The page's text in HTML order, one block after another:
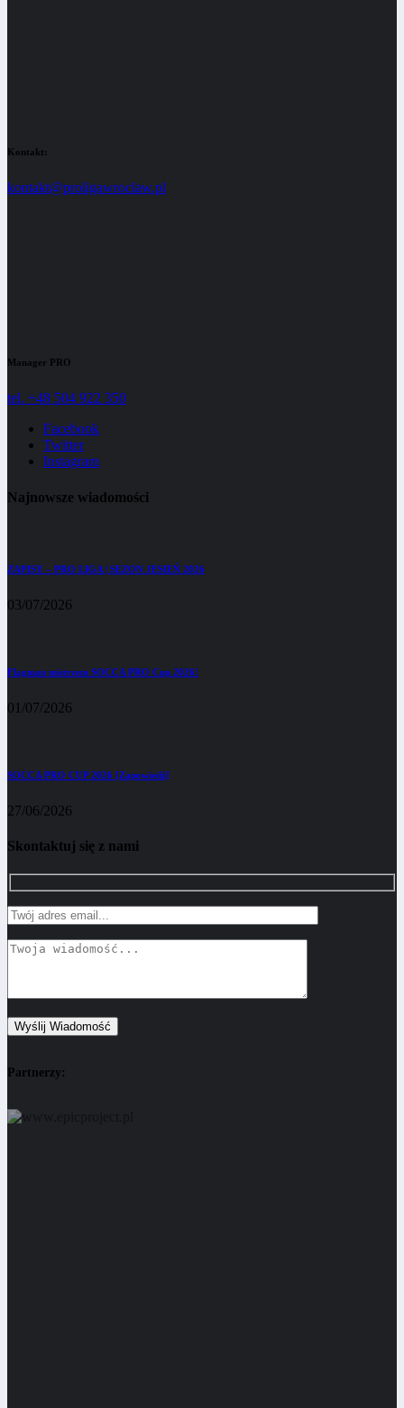
Kontakt:
kontakt@proligawroclaw.pl
Manager PRO
tel. +48 504 922 350
Facebook
Twitter
Instagram
Najnowsze wiadomości
ZAPISY – PRO LIGA | SEZON JESIEŃ 2026
03/07/2026
Flagman mistrzem SOCCA PRO Cup 2026!
01/07/2026
SOCCA PRO CUP 2026 [Zapowiedź]
27/06/2026
Skontaktuj się z nami
Partnerzy: